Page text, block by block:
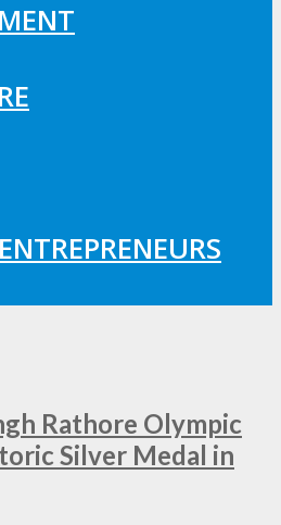
Rathore Olympic
Silver Medal in